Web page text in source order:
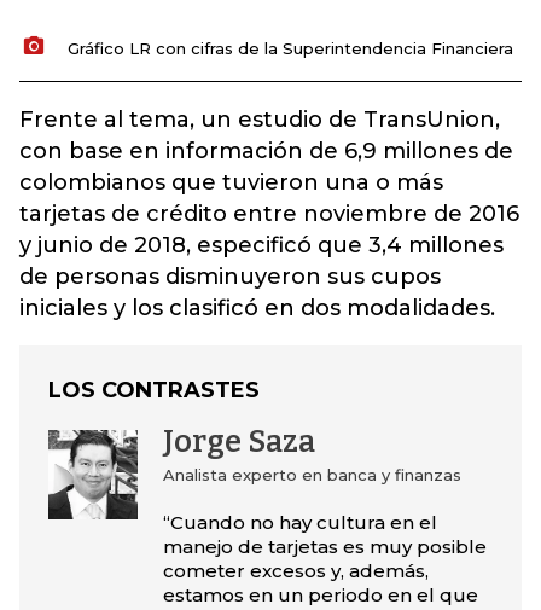
Gráfico LR con cifras de la Superintendencia Financiera
Frente al tema, un estudio de TransUnion,
con base en información de 6,9 millones de
colombianos que tuvieron una o más
tarjetas de crédito entre noviembre de 2016
y junio de 2018, especificó que 3,4 millones
de personas disminuyeron sus cupos
iniciales y los clasificó en dos modalidades.
LOS CONTRASTES
Jorge Saza
Analista experto en banca y finanzas
“Cuando no hay cultura en el
manejo de tarjetas es muy posible
cometer excesos y, además,
estamos en un periodo en el que